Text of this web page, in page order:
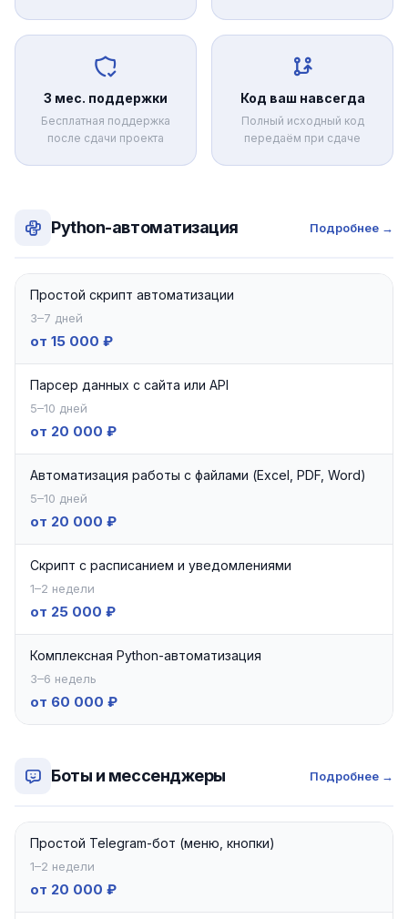
3 мес. поддержки
Бесплатная поддержка
после сдачи проекта
Код ваш навсегда
Полный исходный код
передаём при сдаче
Python-автоматизация Подробнее →
Простой скрипт автоматизации
3–7 дней
от 15 000 ₽
Парсер данных с сайта или API
5–10 дней
от 20 000 ₽
Автоматизация работы с файлами (Excel, PDF, Word)
5–10 дней
от 20 000 ₽
Скрипт с расписанием и уведомлениями
1–2 недели
от 25 000 ₽
Комплексная Python-автоматизация
3–6 недель
от 60 000 ₽
Боты и мессенджеры Подробнее →
Простой Telegram-бот (меню, кнопки)
1–2 недели
от 20 000 ₽